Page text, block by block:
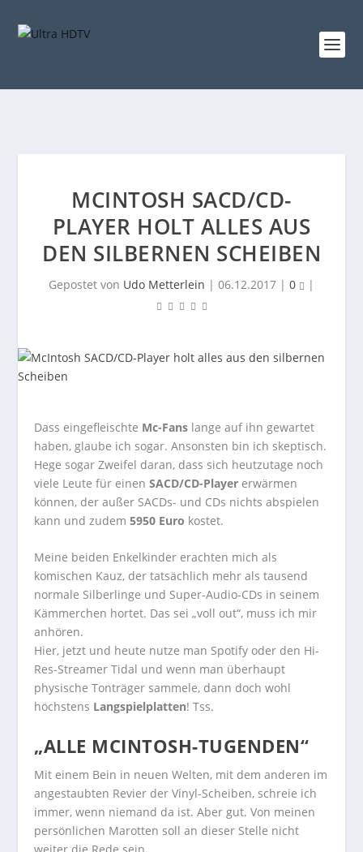
MCINTOSH SACD/CD-
PLAYER HOLT ALLES AUS
DEN SILBERNEN SCHEIBEN
Gepostet von Udo Metterlein | 06.12.2017 | 0 |
Dass eingefleischte Mc-Fans lange auf ihn gewartet
haben, glaube ich sogar. Ansonsten bin ich skeptisch.
Hege sogar Zweifel daran, dass sich heutzutage noch
viele Leute für einen SACD/CD-Player erwärmen
können, der außer SACDs- und CDs nichts abspielen
kann und zudem 5950 Euro kostet.
Meine beiden Enkelkinder erachten mich als
komischen Kauz, der tatsächlich mehr als tausend
normale Silberlinge und Super-Audio-CDs in seinem
Kämmerchen hortet. Das sei „voll out“, muss ich mir
anhören.
Hier, jetzt und heute nutze man Spotify oder den Hi-
Res-Streamer Tidal und wenn man überhaupt
physische Tonträger sammele, dann doch wohl
höchstens Langspielplatten! Tss.
„ALLE MCINTOSH-TUGENDEN“
Mit einem Bein in neuen Welten, mit dem anderen im
angestaubten Revier der Vinyl-Scheiben, schreie ich
immer, wenn niemand da ist. Aber gut. Von meinen
persönlichen Marotten soll an dieser Stelle nicht